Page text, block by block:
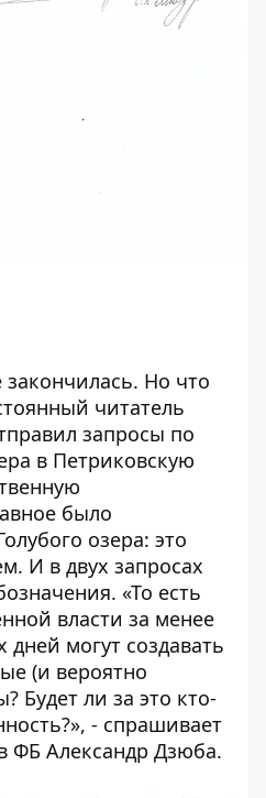
Но что
читатель
запросы по
в Петриковскую
было
озера: это
И в двух запросах
«То есть
власти за менее
могут создавать
(и вероятно
Будет ли за это кто-
- спрашивает
ФБ Александр Дзюба.